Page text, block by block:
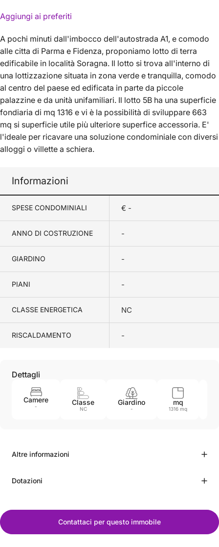
Aggiungi ai preferiti
A pochi minuti dall'imbocco dell'autostrada A1, e comodo
alle citta di Parma e Fidenza, proponiamo lotto di terra
edificabile in località Soragna. Il lotto si trova all'interno di
una lottizzazione situata in zona verde e tranquilla, comodo
al centro del paese ed edificata in parte da piccole
palazzine e da unità unifamiliari. Il lotto 5B ha una superficie
fondiaria di mq 1316 e vi è la possibilità di sviluppare 663
mq si superficie utile più ulteriore superfice accessoria. E'
l'ideale per ricavare una soluzione condominiale con diversi
alloggi o villette a schiera.
Informazioni
SPESE CONDOMINIALI € -
ANNO DI COSTRUZIONE -
GIARDINO -
PIANI -
CLASSE ENERGETICA NC
RISCALDAMENTO -
Dettagli
Camere
-
Classe
NC
Giardino
-
mq
1316 mq
Altre informazioni
Dotazioni
Contattaci per questo immobile